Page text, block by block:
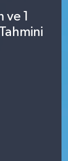
ve 1